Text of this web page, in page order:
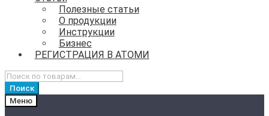
Полезные статьи
О продукции
Инструкции
Бизнес
РЕГИСТРАЦИЯ В АТОМИ
Искать:
Поиск
Меню